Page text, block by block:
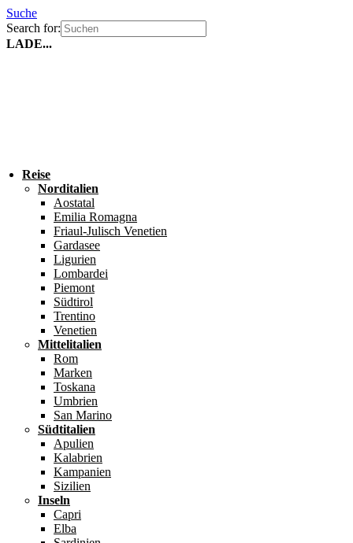
Suche
Search for:
LADE...
Reise
Norditalien
Aostatal
Emilia Romagna
Friaul-Julisch Venetien
Gardasee
Ligurien
Lombardei
Piemont
Südtirol
Trentino
Venetien
Mittelitalien
Rom
Marken
Toskana
Umbrien
San Marino
Südtitalien
Apulien
Kalabrien
Kampanien
Sizilien
Inseln
Capri
Elba